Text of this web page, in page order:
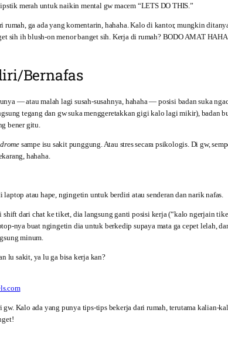
merah untuk naikin mental gw macem “LETS DO THIS.”
rumah, ga ada yang komentarin, hahaha. Kalo di kantor, mungkin
sih ih blush-on menor banget sih. Kerja di rumah? BODO AMAT
Bernafas
— atau malah lagi susah-susahnya, hahaha — posisi badan suka
tegang dan gw suka menggeretakkan gigi kalo lagi mikir), badan
bener gitu.
sampe isu sakit punggung. Atau stres secara psikologis. Di gw,
hahaha.
atau hape, ngingetin untuk berdiri atau senderan dan narik nafas.
shift dari chat ke tiket, dia langsung ganti posisi kerja (“kalo ngerjain
nya buat ngingetin dia untuk berkedip supaya mata ga cepet lelah,
minum.
lu sakit, ya lu ga bisa kerja kan?
Kalo ada yang punya tips-tips bekerja dari rumah, terutama kalian-